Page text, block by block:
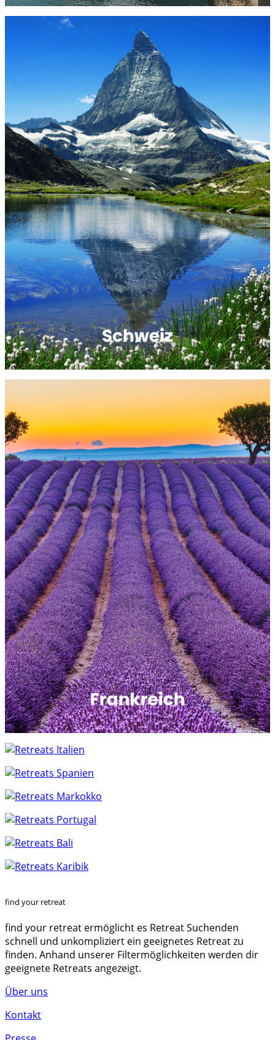
find your retreat
find your retreat ermöglicht es Retreat Suchenden
schnell und unkompliziert ein geeignetes Retreat zu
finden. Anhand unserer Filtermöglichkeiten werden dir
geeignete Retreats angezeigt.
Über uns
Kontakt